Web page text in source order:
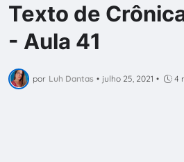
Texto de
- Aula 41
por Luh Dantas • julho 25, 2021 • 4